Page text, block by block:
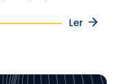
Ler